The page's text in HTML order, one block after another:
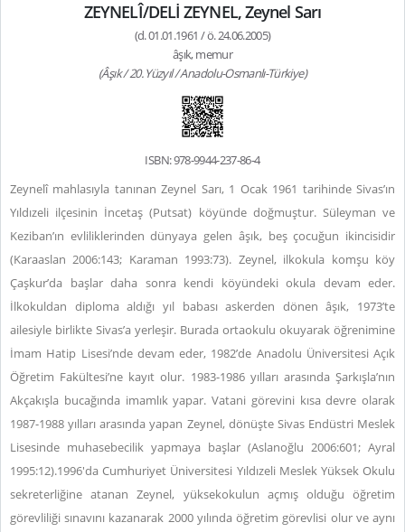
ZEYNELÎ/DELİ ZEYNEL, Zeynel Sarı
(d. 01.01.1961 / ö. 24.06.2005)
âşık, memur
(Âşık / 20. Yüzyıl / Anadolu-Osmanlı-Türkiye)
ISBN: 978-9944-237-86-4
Zeynelî mahlasıyla tanınan Zeynel Sarı, 1 Ocak 1961 tarihinde Sivas’ın
Yıldızeli ilçesinin İncetaş (Putsat) köyünde doğmuştur. Süleyman ve
Keziban’ın evliliklerinden dünyaya gelen âşık, beş çocuğun ikincisidir
(Karaaslan 2006:143; Karaman 1993:73). Zeynel, ilkokula komşu köy
Çaşkur’da başlar daha sonra kendi köyündeki okula devam eder.
İlkokuldan diploma aldığı yıl babası askerden dönen âşık, 1973’te
ailesiyle birlikte Sivas’a yerleşir. Burada ortaokulu okuyarak öğrenimine
İmam Hatip Lisesi’nde devam eder, 1982’de Anadolu Üniversitesi Açık
Öğretim Fakültesi’ne kayıt olur. 1983-1986 yılları arasında Şarkışla’nın
Akçakışla bucağında imamlık yapar. Vatani görevini kısa devre olarak
1987-1988 yılları arasında yapan Zeynel, dönüşte Sivas Endüstri Meslek
Lisesinde muhasebecilik yapmaya başlar (Aslanoğlu 2006:601; Ayral
1995:12).1996'da Cumhuriyet Üniversitesi Yıldızeli Meslek Yüksek Okulu
sekreterliğine atanan Zeynel, yüksekokulun açmış olduğu öğretim
görevliliği sınavını kazanarak 2000 yılında öğretim görevlisi olur ve aynı